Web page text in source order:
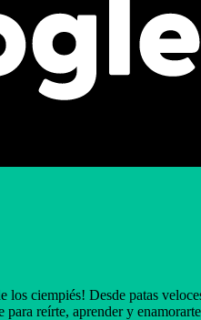
ciempiés! Desde patas
reírte, aprender y